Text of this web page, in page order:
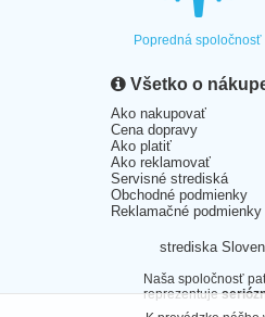
Popredná spoločnosť
Všetko o
Ako nakupovať
Cena dopravy
Ako platiť
Ako reklamovať
Servisné strediská
Obchodné podmienky
Reklamačné podmienky
strediska
Naša spoločnosť
reprezentuje